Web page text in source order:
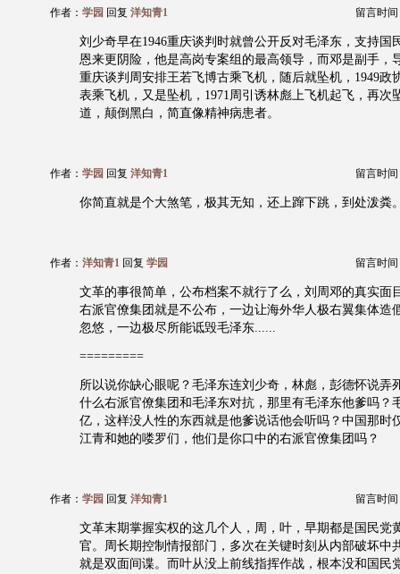
作者： 学园 回复 洋知青1 留言时间
刘少奇早在1946重庆谈判时就曾公开反对毛泽东，支持国
恩来更阴险，他是高岗专案组的最高领导，而邓是副手，
重庆谈判周安排王若飞博古乘飞机，随后就坠机，1949政
表乘飞机，又是坠机，1971周引诱林彪上飞机起飞，再次
道，颠倒黑白，简直像精神病患者。
作者： 学园 回复 洋知青1 留言时间
你简直就是个大煞笔，极其无知，还上蹿下跳，到处泼粪
作者： 洋知青1 回复 学园 留言时间
文革的事很简单，公布档案不就行了么，刘周邓的真实面
右派官僚集团就是不公布，一边让海外华人极右翼集体造
忽悠，一边极尽所能诋毁毛泽东......
=========
所以说你缺心眼呢？毛泽东连刘少奇，林彪，彭德怀说弄
什么右派官僚集团和毛泽东对抗，那里有毛泽东他爹吗？
亿，这样没人性的东西就是他爹说话他会听吗？中国那时
江青和她的喽罗们，他们是你口中的右派官僚集团吗？
作者： 学园 回复 洋知青1 留言时间
文革末期掌握实权的这几个人，周，叶，早期都是国民党
官。周长期控制情报部门，多次在关键时刻从内部破坏中
就是双面间谍。而叶从没上前线指挥作战，根本没和国民